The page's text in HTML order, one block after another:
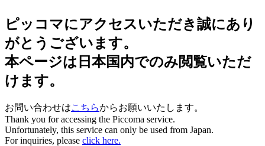
ピッコマにアクセスいただき誠にあり
がとうございます。
本ページは日本国内でのみ閲覧いただ
けます。
お問い合わせはこちらからお願いいたします。
Thank you for accessing the Piccoma service.
Unfortunately, this service can only be used from Japan.
For inquiries, please click here.